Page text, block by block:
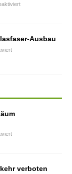
Ausbau
verboten